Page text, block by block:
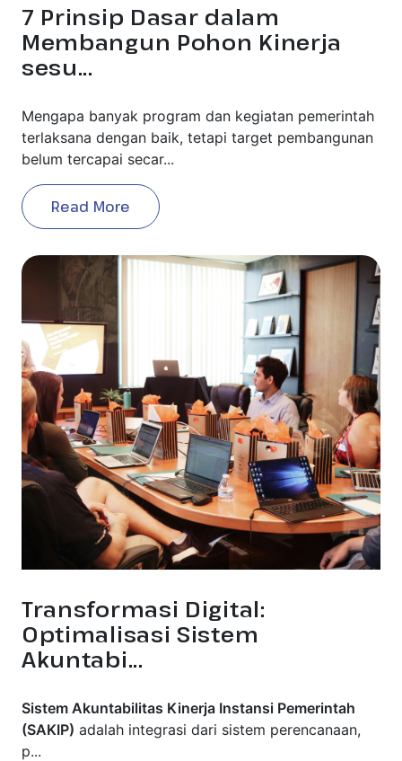
7 Prinsip Dasar dalam
Membangun Pohon Kinerja
sesu...
Mengapa banyak program dan kegiatan pemerintah
terlaksana dengan baik, tetapi target pembangunan
belum tercapai secar...
Read More
Transformasi Digital:
Optimalisasi Sistem
Akuntabi...
Sistem Akuntabilitas Kinerja Instansi Pemerintah
(SAKIP) adalah integrasi dari sistem perencanaan,
p...